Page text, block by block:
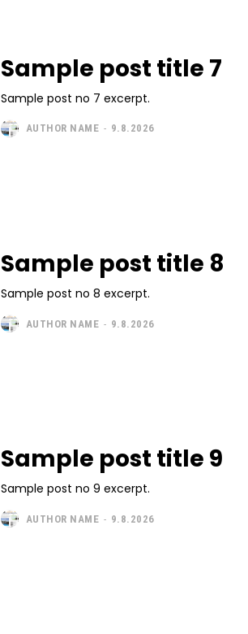
Sample post title 7
Sample post no 7 excerpt.
AUTHOR NAME - 9.8.2026
Sample post title 8
Sample post no 8 excerpt.
AUTHOR NAME - 9.8.2026
Sample post title 9
Sample post no 9 excerpt.
AUTHOR NAME - 9.8.2026